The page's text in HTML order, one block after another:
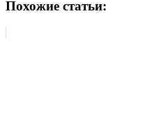
Похожие статьи: